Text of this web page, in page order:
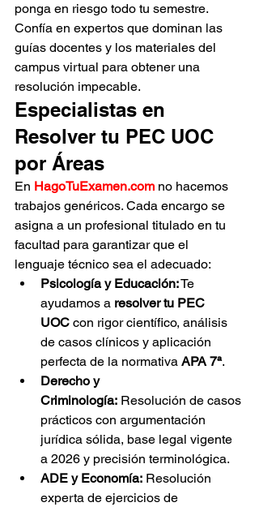
ponga en riesgo todo tu semestre.
Confía en expertos que dominan las
guías docentes y los materiales del
campus virtual para obtener una
resolución impecable.
Especialistas en
Resolver tu PEC UOC
por Áreas
En HagoTuExamen.com no hacemos
trabajos genéricos. Cada encargo se
asigna a un profesional titulado en tu
facultad para garantizar que el
lenguaje técnico sea el adecuado:
Psicología y Educación: Te
ayudamos a resolver tu PEC
UOC con rigor científico, análisis
de casos clínicos y aplicación
perfecta de la normativa APA 7ª.
Derecho y
Criminología: Resolución de casos
prácticos con argumentación
jurídica sólida, base legal vigente
a 2026 y precisión terminológica.
ADE y Economía: Resolución
experta de ejercicios de